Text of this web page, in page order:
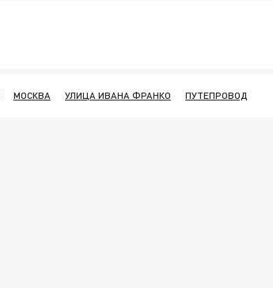
МОСКВА УЛИЦА ИВАНА ФРАНКО ПУТЕПРОВОД